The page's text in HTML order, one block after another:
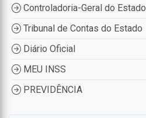
Controladoria-Geral do Estado
Tribunal de Contas do Estado
Diário Oficial
MEU INSS
PREVIDÊNCIA